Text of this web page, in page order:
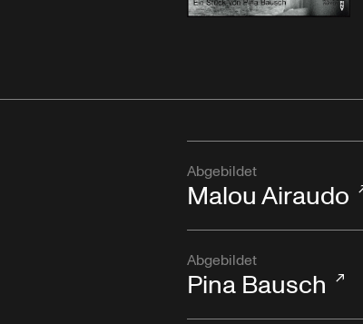
Abgebildet
Malou Airaudo
Abgebildet
Pina Bausch